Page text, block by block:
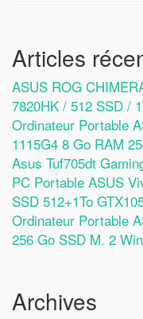
Articles
ASUS ROG
7820HK / 512 SSD /
Ordinateur Portable
1115G4 8 Go RAM
Asus Tuf705dt
PC Portable ASUS
SSD 512+1To
Ordinateur Portable
256 Go SSD M. 2
Archives